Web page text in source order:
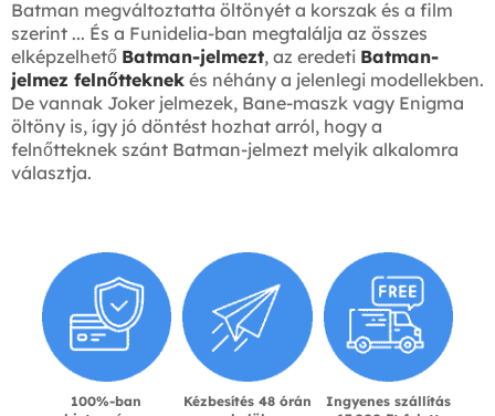
Batman megváltoztatta öltönyét a korszak és a film
szerint ... És a Funidelia-ban megtalálja az összes
elképzelhető Batman-jelmezt, az eredeti Batman-
jelmez felnőtteknek és néhány a jelenlegi modellekben.
De vannak Joker jelmezek, Bane-maszk vagy Enigma
öltöny is, így jó döntést hozhat arról, hogy a
felnőtteknek szánt Batman-jelmezt melyik alkalomra
választja.
100%-ban
Kézbesítés 48 órán
Ingyenes szállítás